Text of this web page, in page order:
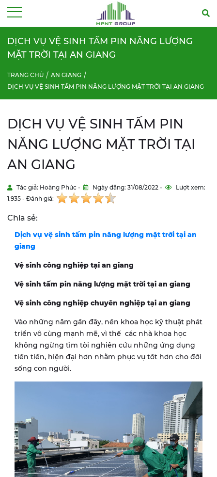
DỊCH VỤ VỆ SINH TẤM PIN NĂNG LƯỢNG
MẶT TRỜI TẠI AN GIANG
TRANG CHỦ
AN GIANG
DỊCH VỤ VỆ SINH TẤM PIN NĂNG LƯỢNG MẶT TRỜI TẠI AN GIANG
DỊCH VỤ VỆ SINH TẤM PIN
NĂNG LƯỢNG MẶT TRỜI TẠI
AN GIANG
Tác giả: Hoàng Phúc - Ngày đăng: 31/08/2022 -
Lượt xem:
1.935 - Đánh giá:
Chia sẻ:
Dịch vụ vệ sinh tấm pin năng lượng mặt trời tại an
giang
Vệ sinh công nghiệp tại an giang
Vệ sinh tấm pin năng lượng mặt trời tại an giang
Vệ sinh công nghiệp chuyên nghiệp tại an giang
Vào những năm gần đây, nền khoa học kỹ thuật phát
triển vô cùng mạnh mẽ, vì thế các nhà khoa học
không ngừng tìm tòi nghiên cứu những ứng dụng
tiến tiến, hiện đại hơn nhằm phục vụ tốt hơn cho đời
sống con người.